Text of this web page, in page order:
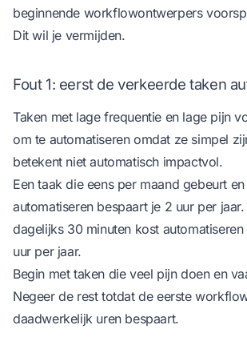
beginnende workflowontwerpers
Dit wil je vermijden.
Fout 1: eerst de verkeerde taken
Taken met lage frequentie en lage pijn
om te automatiseren omdat ze simpel
betekent niet automatisch impactvol.
Een taak die eens per maand gebeurt
automatiseren bespaart je 2 uur per
dagelijks 30 minuten kost automatiseren
uur per jaar.
Begin met taken die veel pijn doen en
Negeer de rest totdat de eerste
daadwerkelijk uren bespaart.